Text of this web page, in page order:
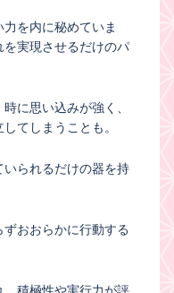
を内に秘めていま
実現させるだけのパ
に思い込みが強く、
てしまうことも。
いられるだけの器を持
おおらかに行動する
積極性や実行力が評